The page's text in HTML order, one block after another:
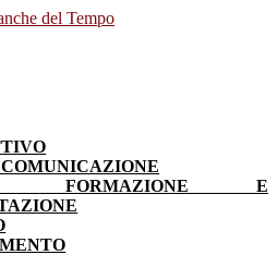
COMUNICAZIONE
FORMAZIONE E